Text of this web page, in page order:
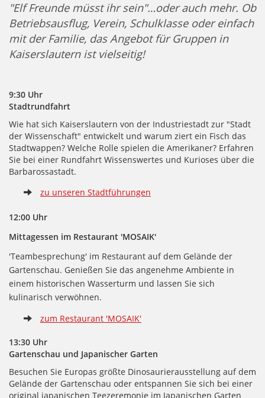
"Elf Freunde müsst ihr sein"…oder auch mehr. Ob
Betriebsausflug, Verein, Schulklasse oder einfach
mit der Familie, das Angebot für Gruppen in
Kaiserslautern ist vielseitig!
9:30 Uhr
Stadtrundfahrt
Wie hat sich Kaiserslautern von der Industriestadt zur "Stadt
der Wissenschaft" entwickelt und warum ziert ein Fisch das
Stadtwappen? Welche Rolle spielen die Amerikaner? Erfahren
Sie bei einer Rundfahrt Wissenswertes und Kurioses über die
Barbarossastadt.
zu unseren Stadtführungen
12:00 Uhr
Mittagessen im Restaurant 'MOSAIK'
'Teambesprechung' im Restaurant auf dem Gelände der
Gartenschau. Genießen Sie das angenehme Ambiente in
einem historischen Wasserturm und lassen Sie sich
kulinarisch verwöhnen.
zum Restaurant 'MOSAIK'
13:30 Uhr
Gartenschau und Japanischer Garten
Besuchen Sie Europas größte Dinosaurierausstellung auf dem
Gelände der Gartenschau oder entspannen Sie sich bei einer
original japanischen Teezeremonie im Japanischen Garten